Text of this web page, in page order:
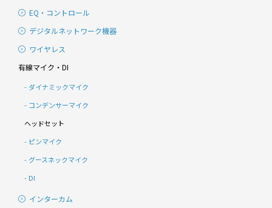
EQ・コントロール
デジタルネットワーク機器
ワイヤレス
有線マイク・DI
ダイナミックマイク
コンデンサーマイク
ヘッドセット
ピンマイク
グースネックマイク
DI
インターカム